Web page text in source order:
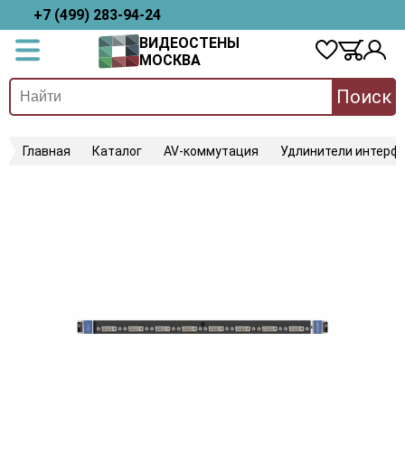
+7 (499) 283-94-24
ВИДЕОСТЕНЫ
МОСКВА
Поиск
Главная Каталог AV-коммутация Удлинители